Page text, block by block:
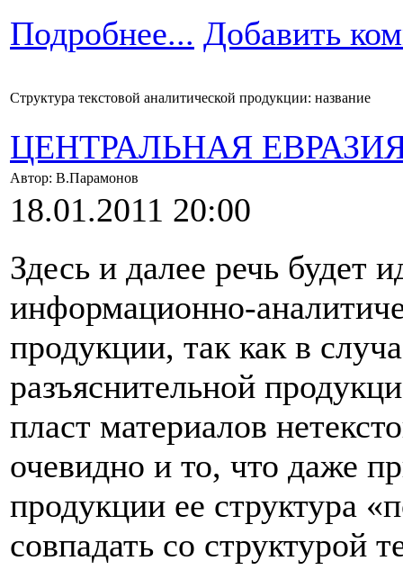
Подробнее... Добавить
Структура текстовой аналитической продукции: название
ЦЕНТРАЛЬНАЯ
Автор: В.Парамонов
18.01.2011 20:00
Здесь и далее речь будет
информационно-
продукции, так как в
разъяснительной
пласт материалов
очевидно и то, что даже
продукции ее структура
совпадать со структурой